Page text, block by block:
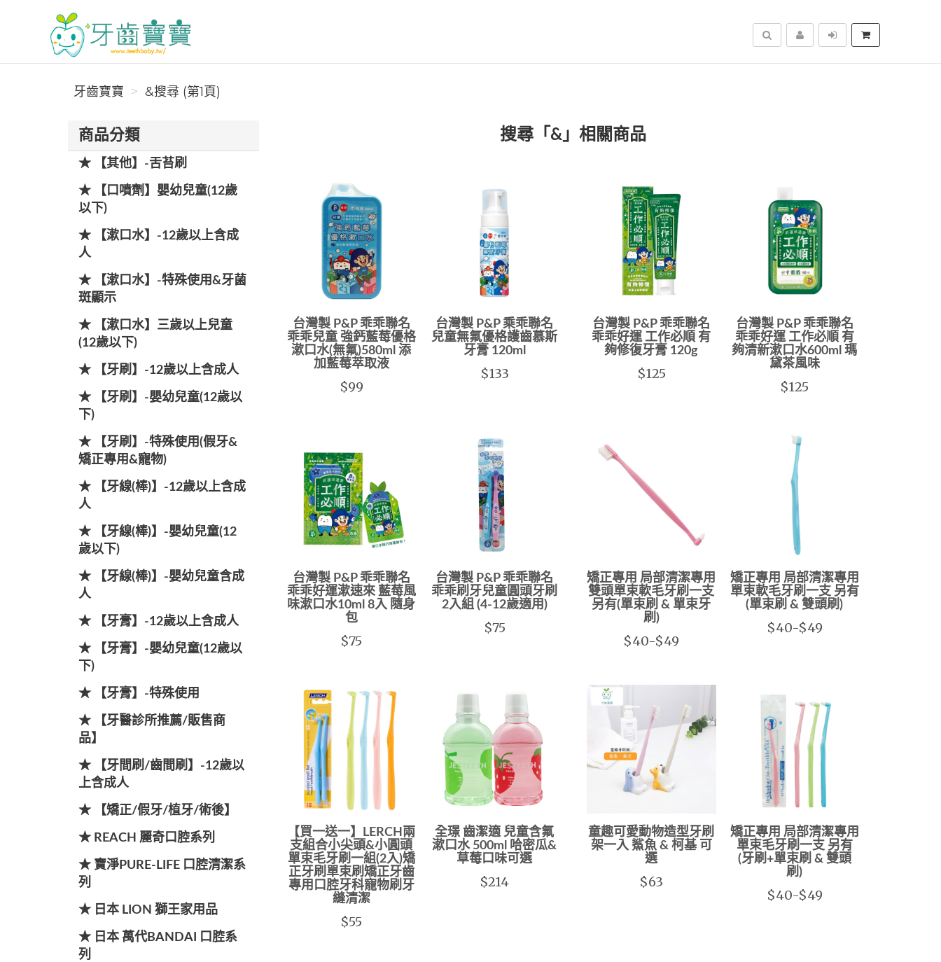
牙齒寶寶
搜尋
牙齒寶寶 &搜尋 (第1頁)
商品分類
★ 【其他】-舌苔刷
★ 【口噴劑】嬰幼兒童(12歲
以下)
★ 【漱口水】-12歲以上含成
人
★ 【漱口水】-特殊使用&牙菌
斑顯示
★ 【漱口水】三歲以上兒童
(12歲以下)
★ 【牙刷】-12歲以上含成人
★ 【牙刷】-嬰幼兒童(12歲以
下)
★ 【牙刷】-特殊使用(假牙&
矯正專用&寵物)
★ 【牙線(棒)】-12歲以上含成
人
★ 【牙線(棒)】-嬰幼兒童(12
歲以下)
★ 【牙線(棒)】-嬰幼兒童含成
人
★ 【牙膏】-12歲以上含成人
★ 【牙膏】-嬰幼兒童(12歲以
下)
★ 【牙膏】-特殊使用
★ 【牙醫診所推薦/販售商
品】
★ 【牙間刷/齒間刷】-12歲以
上含成人
★ 【矯正/假牙/植牙/術後】
★ REACH 麗奇口腔系列
★ 寶淨PURE-LIFE 口腔清潔系
列
★ 日本 LION 獅王家用品
★ 日本 萬代BANDAI 口腔系
列
搜尋「&」相關商品
台灣製 P&P 乖乖聯名
乖乖兒童 強鈣藍莓優格
漱口水(無氟)580ml 添
加藍莓萃取液
$99
台灣製 P&P 乘乖聯名
兒童無氟優格護齒慕斯
牙膏 120ml
$133
台灣製 P&P 乖乖聯名
乖乖好運 工作必順 有
夠修復牙膏 120g
$125
台灣製 P&P 乖乖聯名
乖乖好運 工作必順 有
夠清新漱口水600ml 瑪
黛茶風味
$125
台灣製 P&P 乖乖聯名
乖乖好運漱速來 藍莓風
味漱口水10ml 8入 隨身
包
$75
台灣製 P&P 乖乖聯名
乖乖刷牙兒童圓頭牙刷
2入組 (4-12歲適用)
$75
矯正專用 局部清潔專用
雙頭單束軟毛牙刷一支
另有(單束刷 & 單束牙
刷)
$40-$49
矯正專用 局部清潔專用
單束軟毛牙刷一支 另有
(單束刷 & 雙頭刷)
$40-$49
【買一送一】LERCH兩
支組合小尖頭&小圓頭
單束毛牙刷一組(2入)矯
正牙刷單束刷矯正牙齒
專用口腔牙科寵物刷牙
縫清潔
$55
全璟 齒潔適 兒童含氟
漱口水 500ml 哈密瓜&
草莓口味可選
$214
童趣可愛動物造型牙刷
架一入 鯊魚 & 柯基 可
選
$63
矯正專用 局部清潔專用
單束毛牙刷一支 另有
(牙刷+單束刷 & 雙頭
刷)
$40-$49